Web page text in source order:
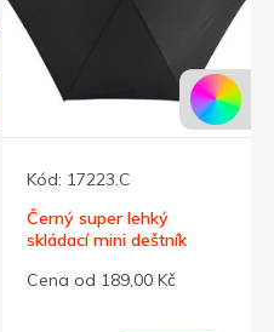
Kód: 17223.C
Černý super lehký
skládací mini deštník
Cena od 189,00 Kč